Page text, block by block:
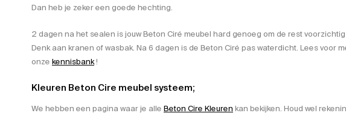
Dan heb je zeker een goede hechting.
2 dagen na het sealen is jouw Beton Ciré meubel hard genoeg om de rest
Denk aan kranen of wasbak. Na 6 dagen is de Beton Ciré pas waterdicht. Lees voor
onze kennisbank!
Kleuren Beton Cire meubel systeem;
We hebben een pagina waar je alle Beton Cire Kleuren kan bekijken. Houd wel